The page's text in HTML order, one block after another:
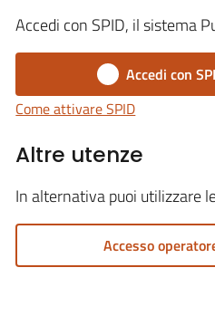
Accedi con SPID, il sistema
Accedi con
Come attivare SPID
Altre utenze
In alternativa puoi utilizzare
Accesso